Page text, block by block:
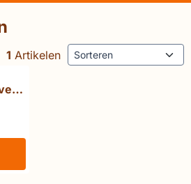
1 Artikelen Sorteermethode
Nauts Leven en legenden